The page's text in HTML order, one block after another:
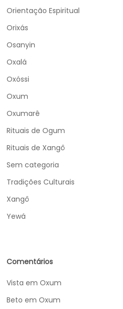
Orientação Espiritual
Orixás
Osanyin
Oxalá
Oxóssi
Oxum
Oxumarê
Rituais de Ogum
Rituais de Xangô
Sem categoria
Tradições Culturais
Xangô
Yewá
Comentários
Vista emOxum
Beto emOxum